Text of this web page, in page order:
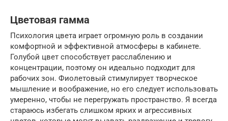
Цветовая гамма
Психология цвета играет огромную роль в создании
комфортной и эффективной атмосферы в кабинете.
Голубой цвет способствует расслаблению и
концентрации, поэтому он идеально подходит для
рабочих зон. Фиолетовый стимулирует творческое
мышление и воображение, но его следует использовать
умеренно, чтобы не перегружать пространство. Я всегда
стараюсь избегать слишком ярких и агрессивных